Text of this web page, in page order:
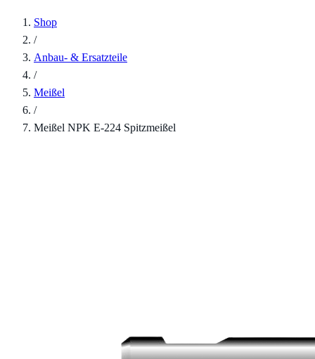
Shop
/
Anbau- & Ersatzteile
/
Meißel
/
Meißel NPK E-224 Spitzmeißel